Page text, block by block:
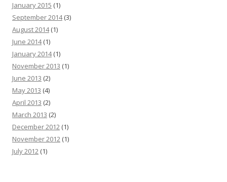
January 2015 (1)
September 2014(3)
August 2014(1)
June 2014(1)
January 2014(1)
November 2013 (1)
June 2013 (2)
May 2013 (4)
April 2013 (2)
March 2013 (2)
December 2012 (1)
November 2012 (1)
July 2012 (1)